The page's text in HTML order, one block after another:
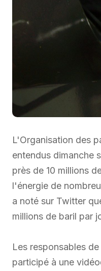
L'Organisation des
entendus dimanche
près de 10 millions
l'énergie de
a noté sur Twitter
millions de baril par
Les responsables
participé à une